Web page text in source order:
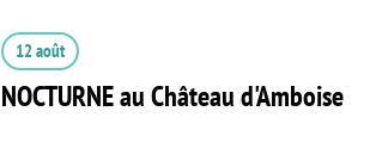
12 août
NOCTURNE au Château d'Amboise